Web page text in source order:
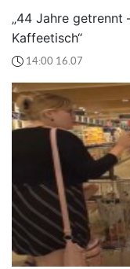
„44 Jahre getrennt
Kaffeetisch“
14:00 16.07